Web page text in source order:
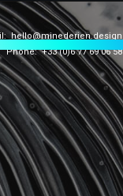
hello@minederien.design
Phone: +33 (0)6 77 69 06 58